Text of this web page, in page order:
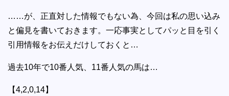
……が、正直対した情報でもない為、今回は私の思い込み
と偏見を書いておきます。一応事実としてパッと目を引く
引用情報をお伝えだけしておくと…
過去10年で10番人気、11番人気の馬は…
【4,2,0,14】